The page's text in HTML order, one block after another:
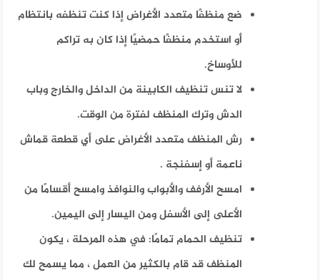
ضع منظفًا متعدد الأغراض إذا كنت تنظفه بانتظام
أو استخدم منظفًا حمضيًا إذا كان به تراكم
للأوساخ.
لا تنس تنظيف الكابينة من الداخل والخارج وباب
الدش وترك المنظف لفترة من الوقت.
رش المنظف متعدد الأغراض على أي قطعة قماش
ناعمة أو إسفنجة .
امسح الأرفف والأبواب والنوافذ وامسح أقسامًا من
الأعلى إلى الأسفل ومن اليسار إلى اليمين.
تنظيف الحمام تمامًا: في هذه المرحلة ، يكون
المنظف قد قام بالكثير من العمل ، مما يسمح لك